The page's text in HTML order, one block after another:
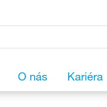
O nás Kariéra